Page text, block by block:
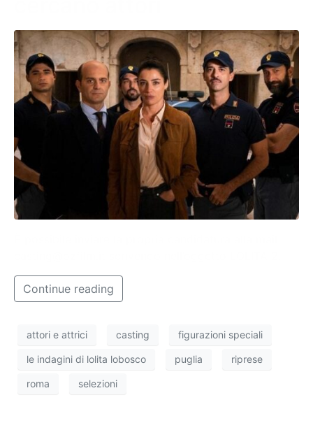
Continue reading
attori e attrici casting figurazioni speciali
le indagini di lolita lobosco puglia riprese
roma selezioni